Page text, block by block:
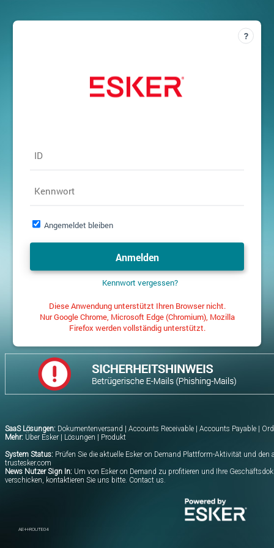
ID
Kennwort
Angemeldet bleiben
Kennwort vergessen?
Diese Anwendung unterstützt Ihren Browser nicht.
Nur Google Chrome, Microsoft Edge (Chromium), Mozilla
Firefox werden vollständig unterstützt.